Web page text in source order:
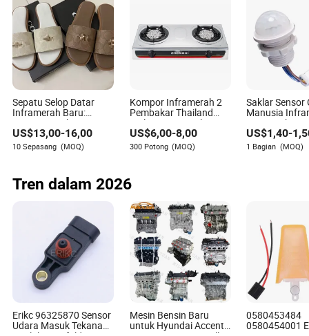
Memahami perbedaan mendasar antara sensor
fotoelektrik difus dan retroreflektif adalah kunci untuk
memilih alat yang tepat untuk kebutuhan industri tertentu.
Setiap jenis menawarkan manfaat dan tantangan unik
yang mempengaruhi kinerja dan kesesuaian untuk
berbagai tugas. Dengan mengevaluasi persyaratan
aplikasi dan kondisi lingkungan dengan cermat, memilih
sensor yang selaras dengan tuntutan operasional menjadi
lebih mudah, memastikan efisiensi dan akurasi dalam
proses industri.
dan Retroreflektif
P1: Faktor apa yang mempengaruhi kinerja sensor
A1: Sensor difus dipengaruhi oleh sifat reflektif objek,
seperti warna dan tekstur permukaan. Barang dengan
kilap tinggi atau gelap mungkin menimbulkan tantangan
deteksi.
P2: Bisakah sensor retroreflektif mendeteksi objek
transparan?
Sepatu Selop Datar
Inframerah Baru:
Bergaya, Serbaguna,
Anti Selip, Sepatu
Pantai Ringan
US$13,00-16,00
10 Sepasang (MOQ)
Kompor Inframerah 2
Pembakar Thailand
Malaysia Penjualan
Panas Kompor Gas
US$6,00-8,00
300 Potong (MOQ)
Saklar Sensor
Manusia
SLS untuk
Pencahayaan
langit
US$1,40-
1 Bagian (MOQ)
Tren dalam 2026
Erikc 96325870 Sensor
Udara Masuk Tekanan
Mesin Bensin Baru
untuk Hyundai Accent
0580453484
0580454001